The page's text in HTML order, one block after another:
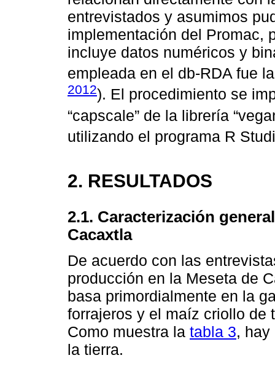
entrevistados y asumimos
implementación del Promac,
incluye datos numéricos y
empleada en el db-RDA fue
2012). El procedimiento se
“capscale” de la librería
utilizando el programa R
2. RESULTADOS
2.1. Caracterización
Cacaxtla
De acuerdo con las
producción en la Meseta de
basa primordialmente en la
forrajeros y el maíz criollo de
Como muestra la tabla 3, hay
la tierra.